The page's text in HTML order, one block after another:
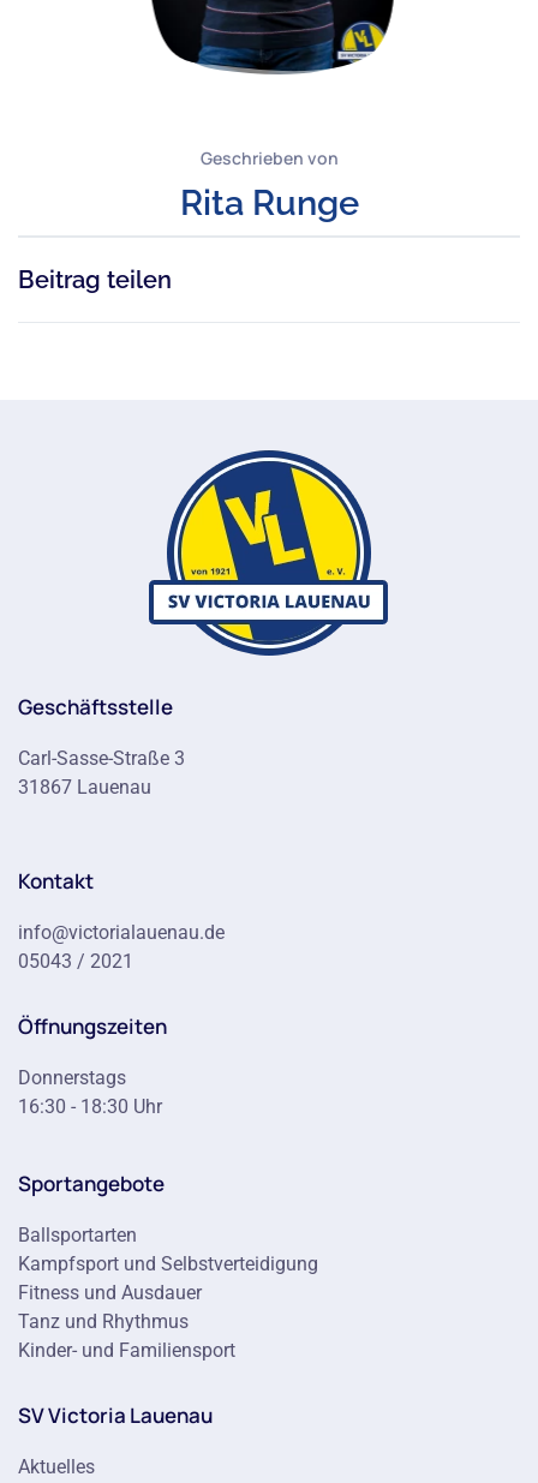
Geschrieben von
Rita Runge
Beitrag teilen
Geschäftsstelle
Carl-Sasse-Straße 3
31867 Lauenau
Kontakt
info@victorialauenau.de
05043 / 2021
Öffnungszeiten
Donnerstags
16:30 - 18:30 Uhr
Sportangebote
Ballsportarten
Kampfsport und Selbstverteidigung
Fitness und Ausdauer
Tanz und Rhythmus
Kinder- und Familiensport
SV Victoria Lauenau
Aktuelles